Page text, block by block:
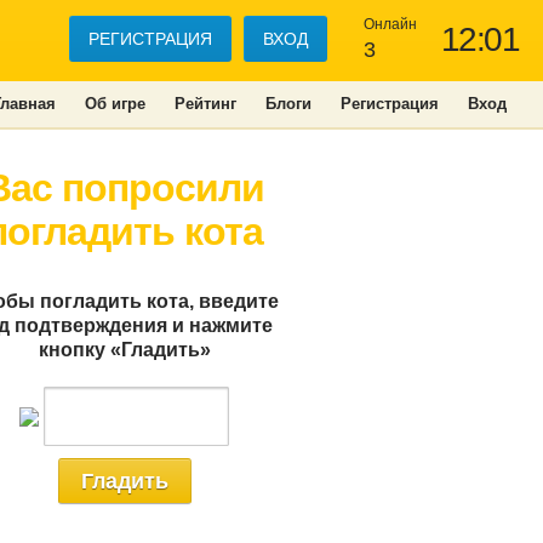
12:01
Онлайн
3
РЕГИСТРАЦИЯ ВХОД
Об игре Рейтинг Блоги Регистрация Вход
попросили
кота
погладить кота, введите
подтверждения и нажмите
кнопку «Гладить»